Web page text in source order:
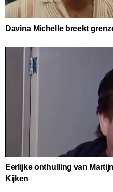
Davina Michelle breekt
Eerlijke onthulling van
Kijken